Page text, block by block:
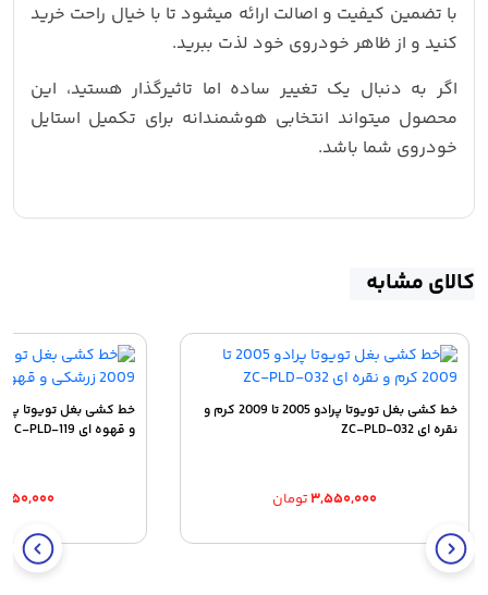
با تضمین کیفیت و اصالت ارائه میشود تا با خیال راحت خرید
کنید و از ظاهر خودروی خود لذت ببرید.
اگر به دنبال یک تغییر ساده اما تاثیرگذار هستید، این
محصول میتواند انتخابی هوشمندانه برای تکمیل استایل
خودروی شما باشد.
کالای مشابه
خط کشی بغل تویوتا پرادو 2005 تا 2009 کرم و
نقره ای ZC-PLD-032
۳,۵۵۰,۰۰۰تومان
و قهوه ای ZC-PLD-119